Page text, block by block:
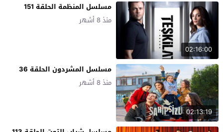
02:16:00
مسلسل المنظمة الحلقة 151
منذ 8 أشهر
02:13:19
مسلسل المشردون الحلقة 36
منذ 8 أشهر